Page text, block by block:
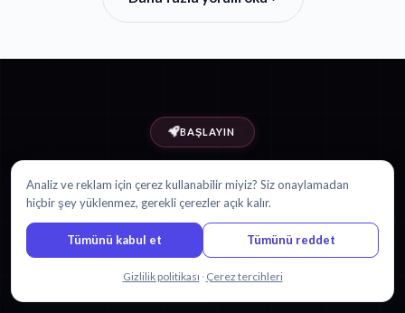
BAŞLAYIN
Slovakça içeriğini şuna çevirmeye
hazır mısınız:
İbranice?
30 dakika ücretsiz ile başlayın. Kredi kartı gerekmez.
Bizimle sohbet edin
Analiz ve reklam için çerez kullanabilir miyiz? Siz onaylamadan
hiçbir şey yüklenmez, gerekli çerezler açık kalır.
Tümünü kabul et Tümünü reddet
Gizlilik politikası · Çerez tercihleri